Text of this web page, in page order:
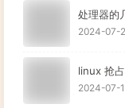
处理器的
2024-07-
linux 抢
2024-07-